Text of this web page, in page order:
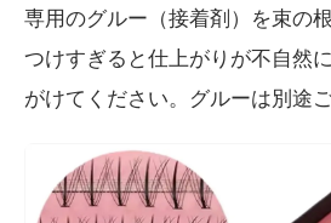
専用のグルー（接着剤）を束の
つけすぎると仕上がりが不自然
がけてください。グルーは別途